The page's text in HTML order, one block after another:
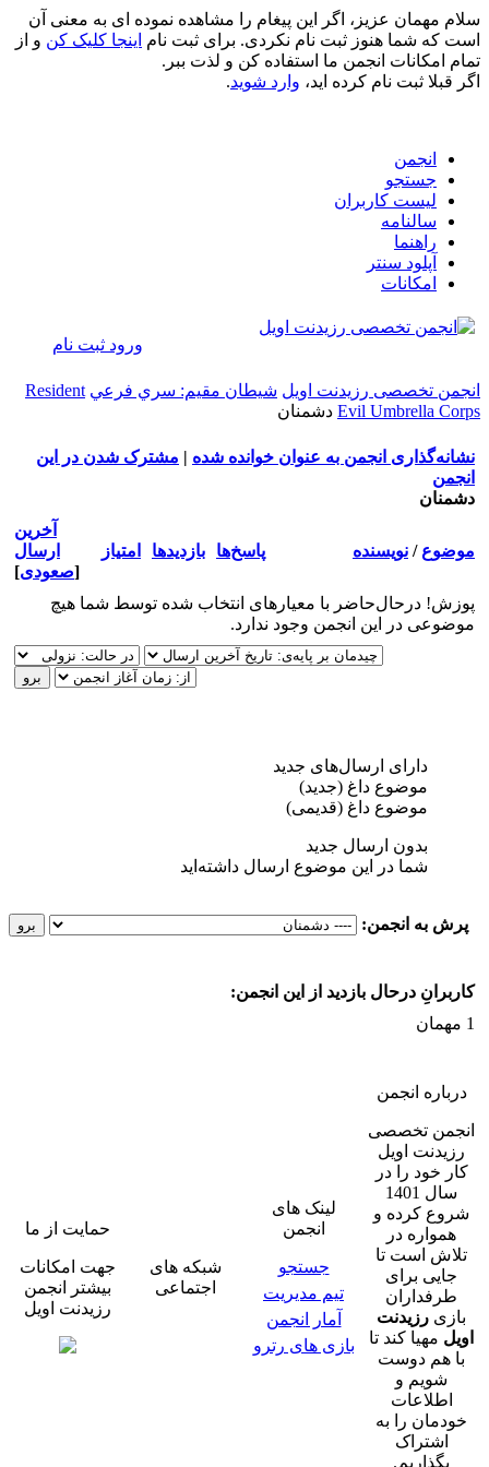
سلام مهمان عزیز، اگر این پیغام را مشاهده نموده ای به معنی آن
است که شما هنوز ثبت نام نکردی. برای ثبت نام اینجا کلیک کن و از
تمام امکانات انجمن ما استفاده کن و لذت ببر.
اگر قبلا ثبت نام کرده اید، وارد شوید.
انجمن
جستجو
لیست کاربران
سالنامه
راهنما
آپلود سنتر
امکانات
ورود ثبت نام
انجمن تخصصی رزیدنت اویل شيطان مقيم: سري فرعي Resident
Evil Umbrella Corps دشمنان
نشانه‌گذاری انجمن به عنوان خوانده شده | مشترک شدن در این
انجمن
دشمنان
موضوع / نویسنده پاسخ‌ها بازدید‌ها امتیاز
آخرین
ارسال
[صعودی]
پوزش! درحال‌حاضر با معیارهای انتخاب شده توسط شما هیچ
موضوعی در این انجمن وجود ندارد.
دارای ارسال‌های جدید‌
موضوع داغ (جدید‌)
موضوع داغ (قدیمی)
بدون ارسال جدید‌
شما در این موضوع ارسال داشته‌اید
پرش به انجمن:
کاربرانِ درحال بازدید از این انجمن:
1 مهمان
درباره انجمن
انجمن تخصصی
رزیدنت اویل
کار خود را در
سال 1401
شروع کرده و
همواره در
تلاش است تا
جایی برای
طرفداران
بازی رزیدنت
اویل مهیا کند تا
با هم دوست
شویم و
اطلاعات
خودمان را به
اشتراک
بگذاریم.
لینک های
انجمن
جستجو
تیم مدیریت
آمار انجمن
بازی های رترو
شبکه های
اجتماعی
حمایت از ما
جهت امکانات
بیشتر انجمن
رزیدنت اویل